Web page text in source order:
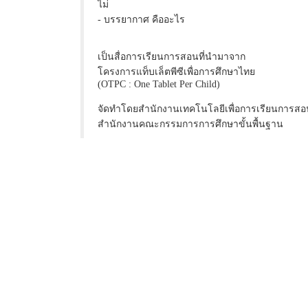
ไม่
- บรรยากาศ คืออะไร
เป็นสื่อการเรียนการสอนที่นำมาจาก
โครงการแท็บเล็ตพีซีเพื่อการศึกษาไทย
(OTPC : One Tablet Per Child)
จัดทำโดยสำนักงานเทคโนโลยีเพื่อการเรียนการส
สำนักงานคณะกรรมการการศึกษาขั้นพื้นฐาน